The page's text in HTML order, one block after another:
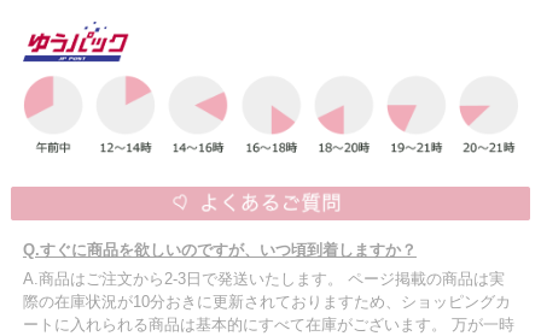
Q.すぐに商品を欲しいのですが、いつ頃到着しますか？
A.商品はご注文から2-3日で発送いたします。 ページ掲載の商品は実
際の在庫状況が10分おきに更新されておりますため、ショッピングカ
ートに入れられる商品は基本的にすべて在庫がございます。 万が一時